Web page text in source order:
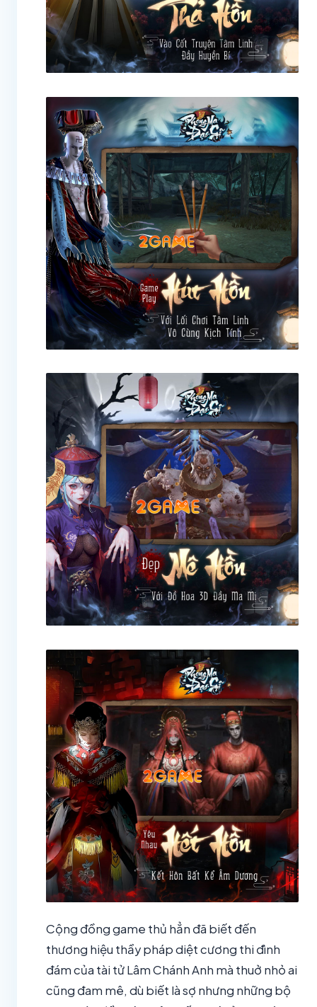
Cộng đồng game thủ hẳn đã biết đến
thương hiệu thầy pháp diệt cương thi đình
đám của tài tử Lâm Chánh Anh mà thuở nhỏ ai
cũng đam mê, dù biết là sợ nhưng những bộ